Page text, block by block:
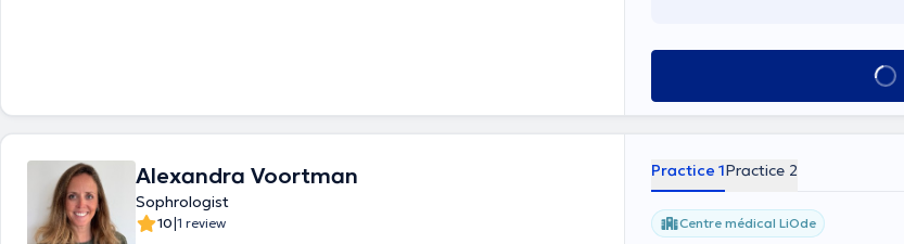
See all
Alexandra Voortman
Sophrologist
10|1 review
Practice 1Practice 2
Centre médical LiOde